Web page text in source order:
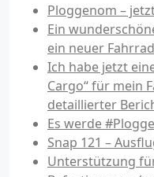
Ploggenom –
Ein
ein neuer
Ich habe jetzt
Cargo“ für mein
detaillierter
Es werde
Snap 121 –
Unterstützung